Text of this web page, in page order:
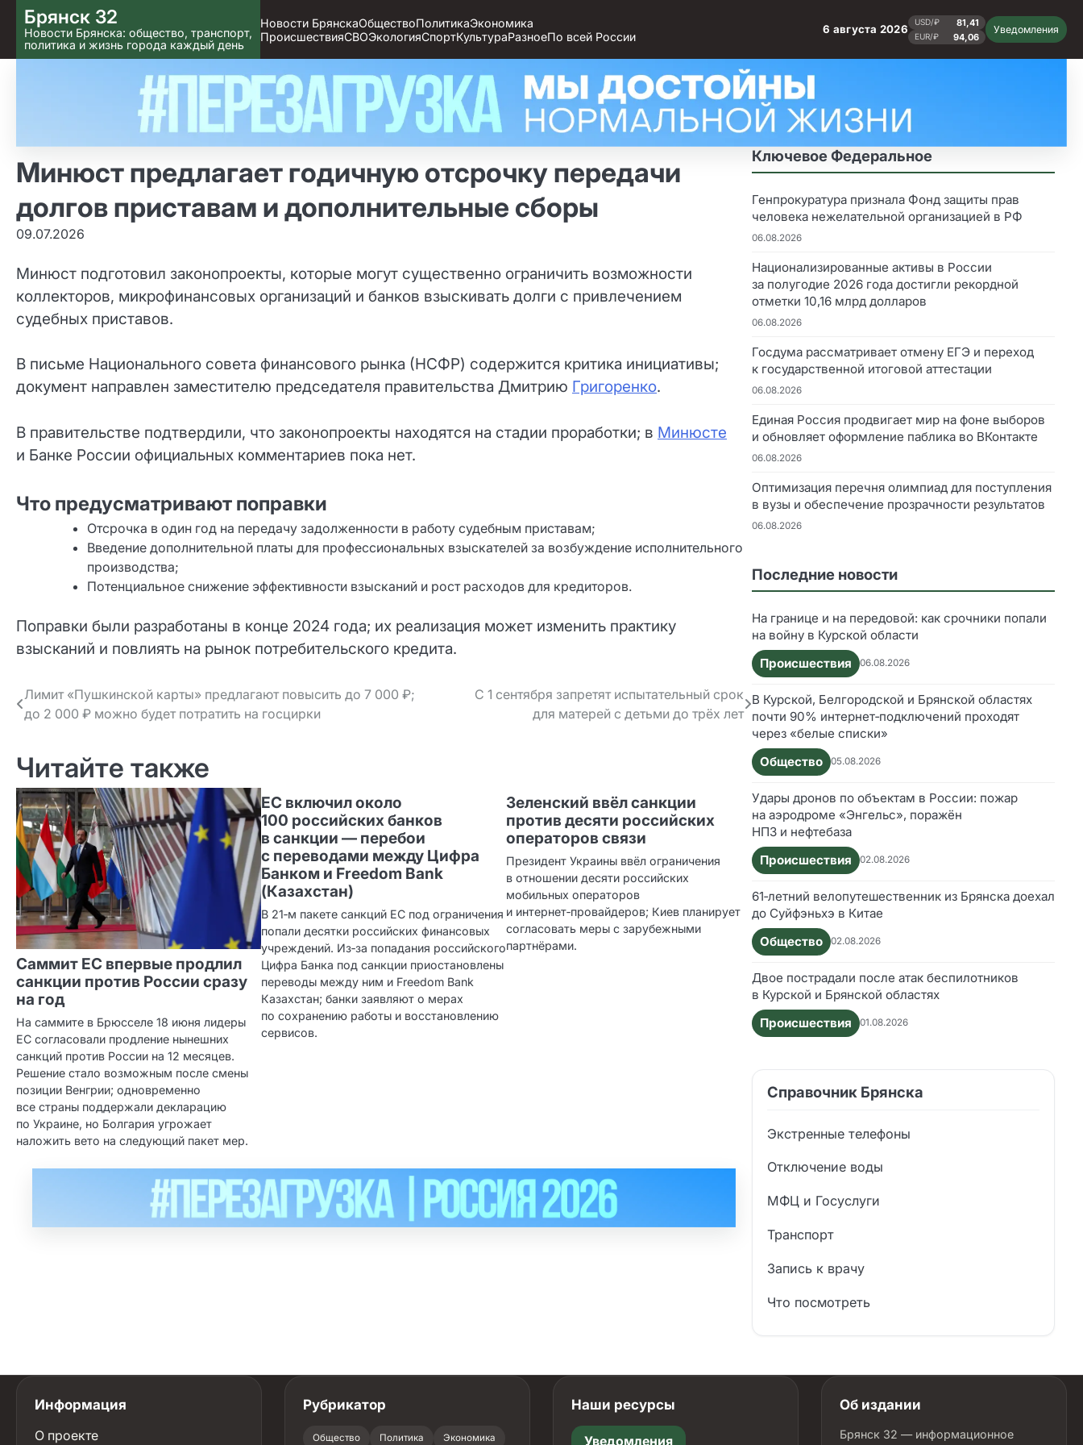
Skip
to content
Брянск 32
Новости Брянска: общество, транспорт,
политика и жизнь города каждый день
Новости БрянскаОбществоПолитикаЭкономика
ПроисшествияСВОЭкологияСпортКультураРазноеПо всей России
6 августа 2026
USD/₽ 81,41
EUR/₽ 94,06
Уведомления
Минюст предлагает годичную отсрочку передачи
долгов приставам и дополнительные сборы
09.07.2026
Минюст подготовил законопроекты, которые могут существенно ограничить возможности
коллекторов, микрофинансовых организаций и банков взыскивать долги с привлечением
судебных приставов.
В письме Национального совета финансового рынка (НСФР) содержится критика инициативы;
документ направлен заместителю председателя правительства Дмитрию Григоренко.
В правительстве подтвердили, что законопроекты находятся на стадии проработки; в Минюсте
и Банке России официальных комментариев пока нет.
Что предусматривают поправки
Отсрочка в один год на передачу задолженности в работу судебным приставам;
Введение дополнительной платы для профессиональных взыскателей за возбуждение исполнительного
производства;
Потенциальное снижение эффективности взысканий и рост расходов для кредиторов.
Поправки были разработаны в конце 2024 года; их реализация может изменить практику
взысканий и повлиять на рынок потребительского кредита.
Навигация
по записям
Лимит «Пушкинской карты» предлагают повысить до 7 000 ₽;
до 2 000 ₽ можно будет потратить на госцирки
С 1 сентября запретят испытательный срок
для матерей с детьми до трёх лет
Читайте также
Саммит ЕС впервые продлил
санкции против России сразу
на год
На саммите в Брюсселе 18 июня лидеры
ЕС согласовали продление нынешних
санкций против России на 12 месяцев.
Решение стало возможным после смены
позиции Венгрии; одновременно
все страны поддержали декларацию
по Украине, но Болгария угрожает
наложить вето на следующий пакет мер.
ЕС включил около
100 российских банков
в санкции — перебои
с переводами между Цифра
Банком и Freedom Bank
(Казахстан)
В 21‑м пакете санкций ЕС под ограничения
попали десятки российских финансовых
учреждений. Из‑за попадания российского
Цифра Банка под санкции приостановлены
переводы между ним и Freedom Bank
Казахстан; банки заявляют о мерах
по сохранению работы и восстановлению
сервисов.
Зеленский ввёл санкции
против десяти российских
операторов связи
Президент Украины ввёл ограничения
в отношении десяти российских
мобильных операторов
и интернет‑провайдеров; Киев планирует
согласовать меры с зарубежными
партнёрами.
Ключевое Федеральное
Генпрокуратура признала Фонд защиты прав
человека нежелательной организацией в РФ
06.08.2026
Национализированные активы в России
за полугодие 2026 года достигли рекордной
отметки 10,16 млрд долларов
06.08.2026
Госдума рассматривает отмену ЕГЭ и переход
к государственной итоговой аттестации
06.08.2026
Единая Россия продвигает мир на фоне выборов
и обновляет оформление паблика во ВКонтакте
06.08.2026
Оптимизация перечня олимпиад для поступления
в вузы и обеспечение прозрачности результатов
06.08.2026
Последние новости
На границе и на передовой: как срочники попали
на войну в Курской области
Происшествия
06.08.2026
В Курской, Белгородской и Брянской областях
почти 90% интернет‑подключений проходят
через «белые списки»
Общество
05.08.2026
Удары дронов по объектам в России: пожар
на аэродроме «Энгельс», поражён
НПЗ и нефтебаза
Происшествия
02.08.2026
61‑летний велопутешественник из Брянска доехал
до Суйфэньхэ в Китае
Общество
02.08.2026
Двое пострадали после атак беспилотников
в Курской и Брянской областях
Происшествия
01.08.2026
Справочник Брянска
Экстренные телефоны
Отключение воды
МФЦ и Госуслуги
Транспорт
Запись к врачу
Что посмотреть
Информация
О проекте
Рубрикатор
Общество Политика Экономика
Наши ресурсы
Уведомления
Об издании
Брянск 32 — информационное